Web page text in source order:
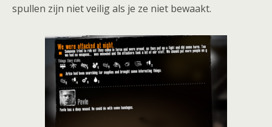
spullen zijn niet veilig als je ze niet bewaakt.